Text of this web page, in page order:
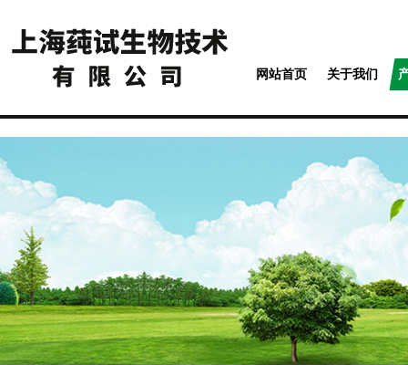
网站首页 关于我们